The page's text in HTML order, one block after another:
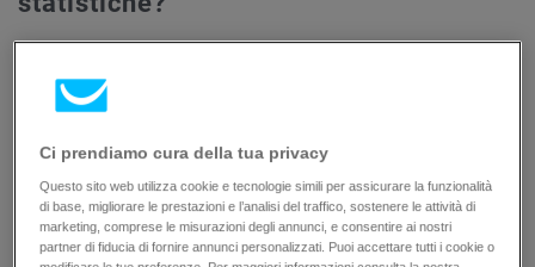
messaggi.
Dalla sezione Email marketing:
Vai aEmail marketing > Test A/B
Da quella vista, sarai in grado di vedere il tuo
Ci prendiamo cura della tua privacy
Questo sito web utilizza cookie e tecnologie simili per assicurare la funzionalità
di base, migliorare le prestazioni e l’analisi del traffico, sostenere le attività di
marketing, comprese le misurazioni degli annunci, e consentire ai nostri
partner di fiducia di fornire annunci personalizzati. Puoi accettare tutti i cookie o